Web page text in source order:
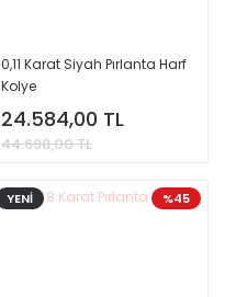
0,11 Karat Siyah Pırlanta Harf
Kolye
24.584,00 TL
44.698,00 TL
%45
YENİ